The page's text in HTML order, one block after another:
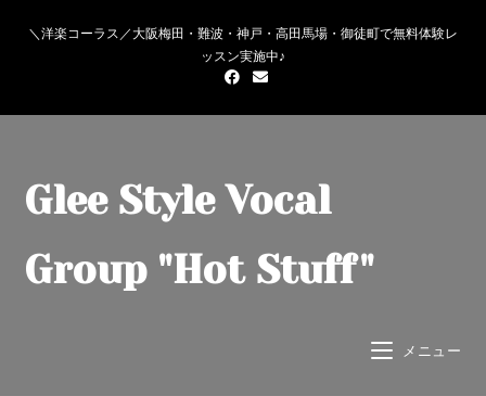
＼洋楽コーラス／大阪梅田・難波・神戸・高田馬場・御徒町で無料体験レ
ッスン実施中♪
Glee Style Vocal
Group "Hot Stuff"
メニュー